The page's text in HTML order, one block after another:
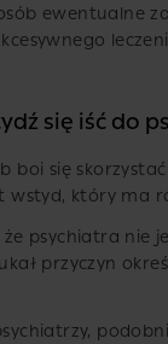
ewentualne
się iść do
boi się
wstyd, który ma
że psychiatra nie
przyczyn